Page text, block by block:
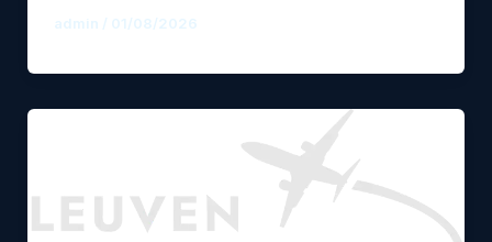
admin / 01/08/2026